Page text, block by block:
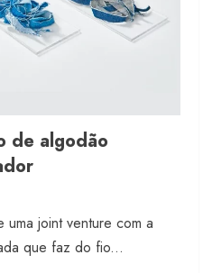
de algodão
uma joint venture com a
que faz do fio...